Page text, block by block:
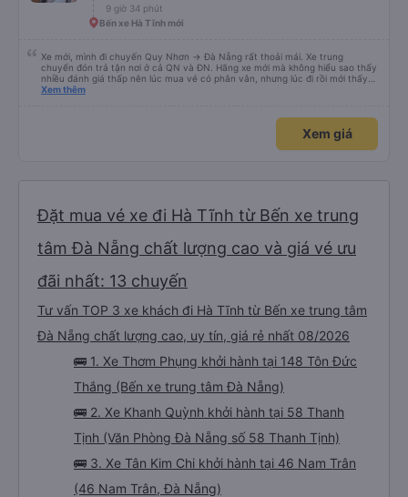
9 giờ 34 phút
Bến xe Hà Tĩnh mới
Xe mới, mình đi chuyến Quy Nhơn -> Đà Nẵng rất thoải mái. Xe trung
chuyển đón trả tận nơi ở cả QN và ĐN. Hãng xe mới mà không hiểu sao thấy
nhiều đánh giá thấp nên lúc mua vé có phân vân, nhưng lúc đi rồi mới thấy
tuyệt vời. Mọi nhân viên đều thân thiện, nhiệt tình. Nhắn tin cho anh phụ lái
hoà mạnh, sạch sẽ. Không hiểu sao nhiều đánh giá thấp? Mọi người ủng hộ
nhé, mình đi Quy Nhơn về Đà Nẵng mà cả xe có 7 khách, nhìn thương. Chúc
Xem thêm
Xem giá
Đặt mua vé xe đi Hà Tĩnh từ Bến xe trung
tâm Đà Nẵng chất lượng cao và giá vé ưu
đãi nhất: 13 chuyến
Tư vấn TOP 3 xe khách đi Hà Tĩnh từ Bến xe trung tâm
Đà Nẵng chất lượng cao, uy tín, giá rẻ nhất 08/2026
🚌 1. Xe Thơm Phụng khởi hành tại 148 Tôn Đức
Thắng (Bến xe trung tâm Đà Nẵng)
🚌 2. Xe Khanh Quỳnh khởi hành tại 58 Thanh
Tịnh (Văn Phòng Đà Nẵng số 58 Thanh Tịnh)
🚌 3. Xe Tân Kim Chi khởi hành tại 46 Nam Trân
(46 Nam Trân, Đà Nẵng)